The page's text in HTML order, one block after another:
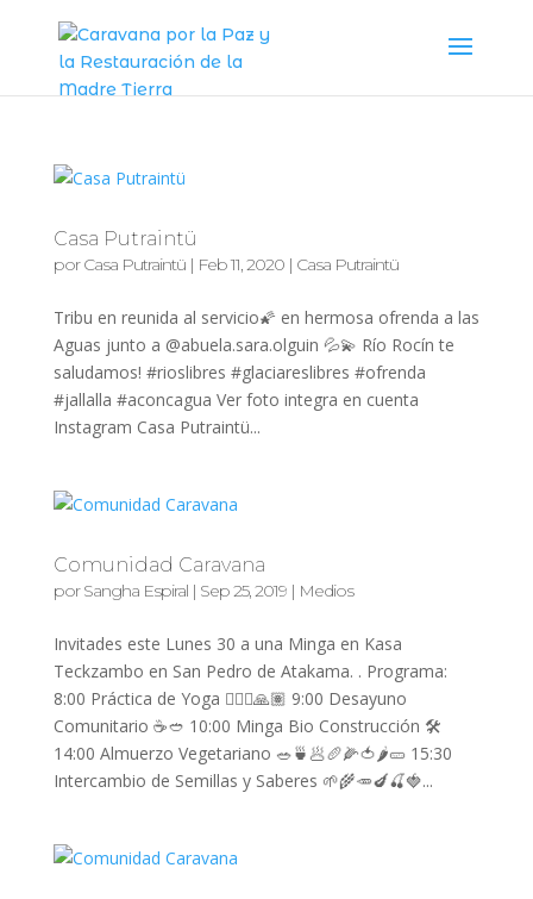
Casa Putraintü
porCasa Putraintü| Feb 11, 2020| Casa Putraintü
Tribu en reunida al servicio🌠 en hermosa ofrenda a las
Aguas junto a @abuela.sara.olguin 💦💫 Río Rocín te
saludamos! #rioslibres #glaciareslibres #ofrenda
#jallalla #aconcagua Ver foto integra en cuenta
Instagram Casa Putraintü...
Comunidad Caravana
porSangha Espiral| Sep 25, 2019| Medios
Invitades este Lunes 30 a una Minga en Kasa
Teckzambo en San Pedro de Atakama. . Programa:
8:00 Práctica de Yoga 🧘🏻‍♀️🙏🏽 9:00 Desayuno
Comunitario ☕️🥙 10:00 Minga Bio Construcción 🛠
14:00 Almuerzo Vegetariano 🥗🍵🥟🥖🌽🍅🌶🥒 15:30
Intercambio de Semillas y Saberes 🌱🌾🥕🍆🍒🍓...